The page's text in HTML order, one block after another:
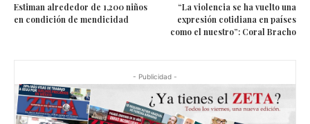
Estiman alrededor de 1,200 niños
en condición de mendicidad
“La violencia se ha vuelto una
expresión cotidiana en países
como el nuestro”: Coral Bracho
- Publicidad -